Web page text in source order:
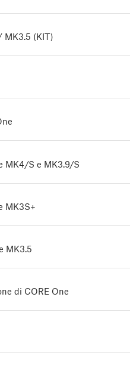
MK3.5 (KIT)
MK4/S e MK3.9/S
MK3S+
MK3.5
di CORE One